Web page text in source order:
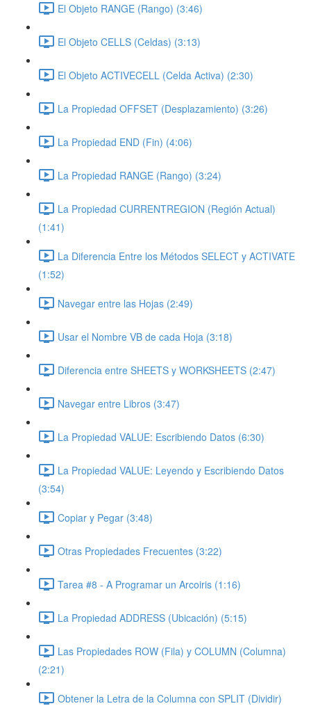
El Objeto RANGE (Rango) (3:46)
El Objeto CELLS (Celdas) (3:13)
El Objeto ACTIVECELL (Celda Activa) (2:30)
La Propiedad OFFSET (Desplazamiento) (3:26)
La Propiedad END (Fin) (4:06)
La Propiedad RANGE (Rango) (3:24)
La Propiedad CURRENTREGION (Región Actual)
(1:41)
La Diferencia Entre los Métodos SELECT y ACTIVATE
(1:52)
Navegar entre las Hojas (2:49)
Usar el Nombre VB de cada Hoja (3:18)
Diferencia entre SHEETS y WORKSHEETS (2:47)
Navegar entre Libros (3:47)
La Propiedad VALUE: Escribiendo Datos (6:30)
La Propiedad VALUE: Leyendo y Escribiendo Datos
(3:54)
Copiar y Pegar (3:48)
Otras Propiedades Frecuentes (3:22)
Tarea #8 - A Programar un Arcoiris (1:16)
La Propiedad ADDRESS (Ubicación) (5:15)
Las Propiedades ROW (Fila) y COLUMN (Columna)
(2:21)
Obtener la Letra de la Columna con SPLIT (Dividir)